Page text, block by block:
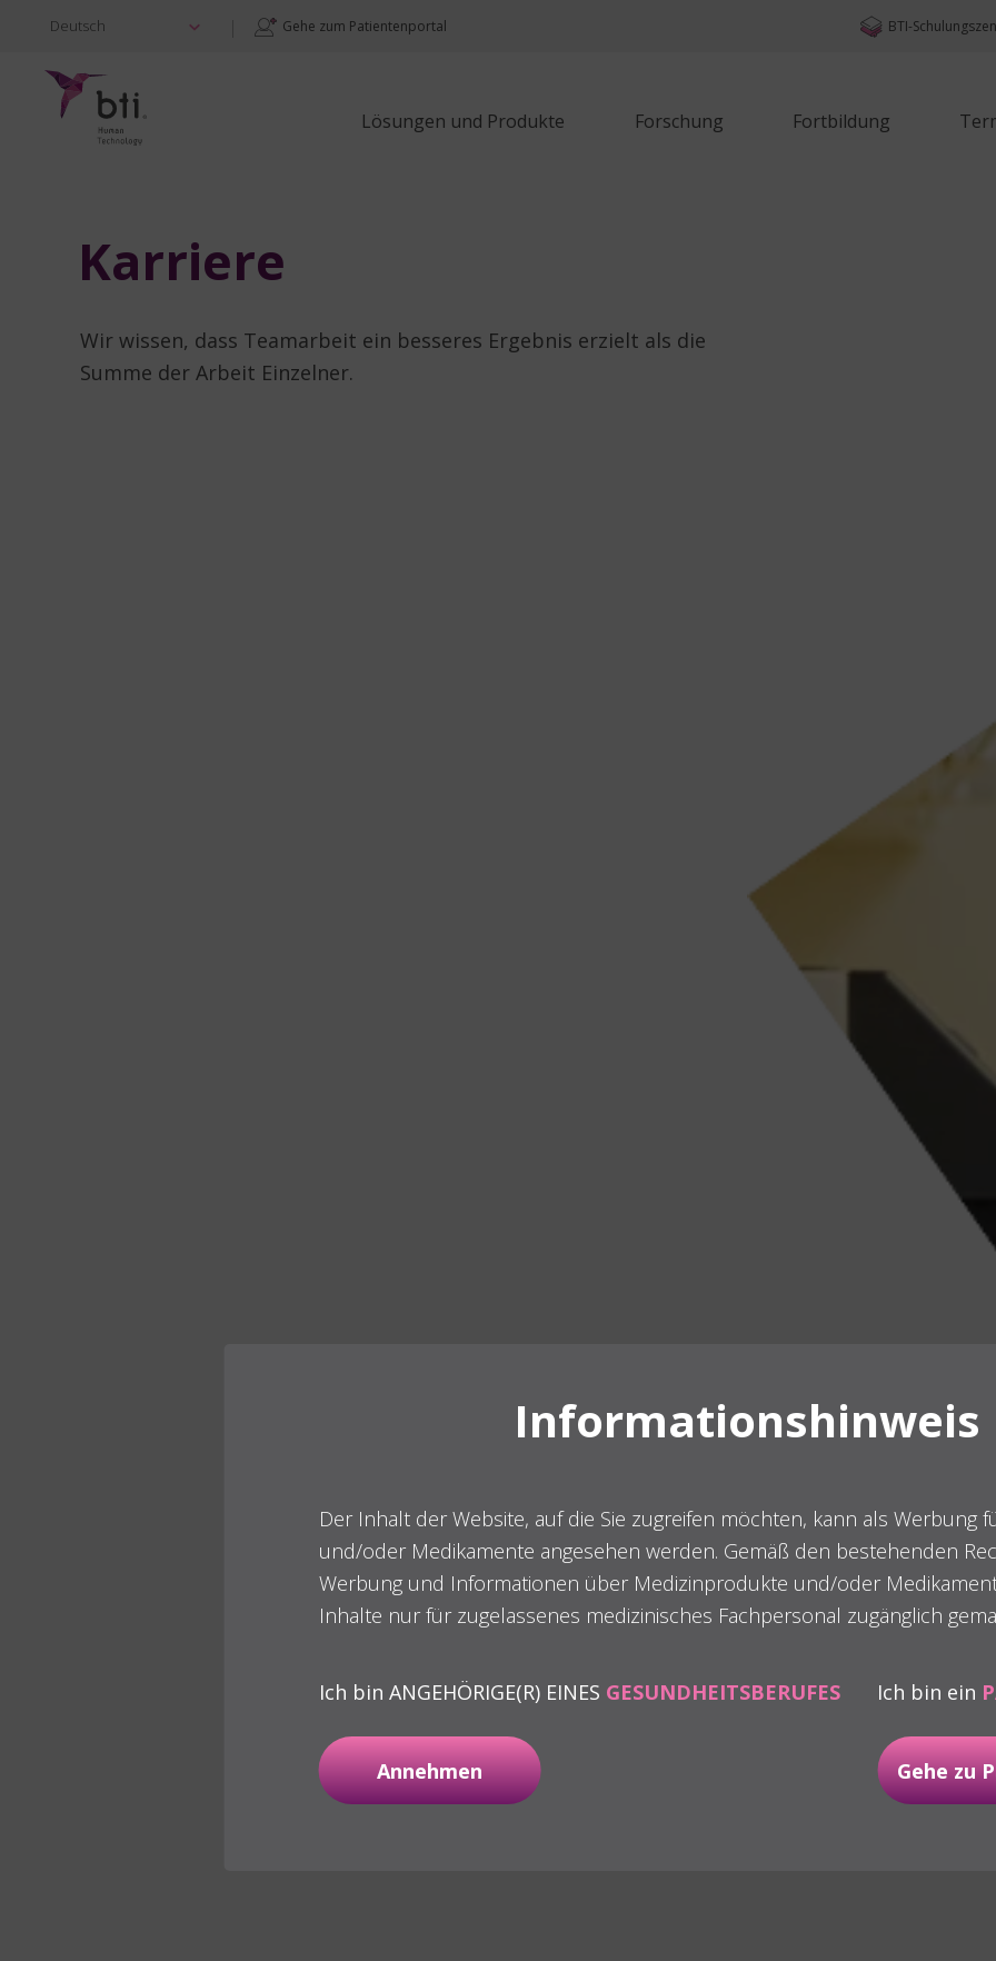
Deutsch Gehe zum Patientenportal BTI-
Lösungen und Produkte Forschung Fortbildung
Karriere
Wir wissen, dass Teamarbeit ein besseres Ergebnis erzielt als die
Summe der Arbeit Einzelner.
Informationshinweis
Der Inhalt der Website, auf die Sie zugreifen möchten, kann als Werbung
und/oder Medikamente angesehen werden. Gemäß den bestehenden
Werbung und Informationen über Medizinprodukte und/oder
Inhalte nur für zugelassenes medizinisches Fachpersonal zugänglich
Ich bin ANGEHÖRIGE(R) EINES GESUNDHEITSBERUFES
Annehmen
Ich bin ein
Gehe zu